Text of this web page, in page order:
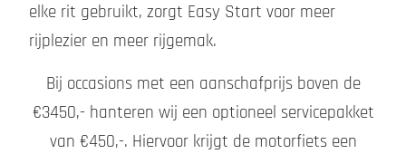
elke rit gebruikt, zorgt Easy Start voor meer
rijplezier en meer rijgemak.
Bij occasions met een aanschafprijs boven de
€3450,- hanteren wij een optioneel servicepakket
van €450,-. Hiervoor krijgt de motorfiets een